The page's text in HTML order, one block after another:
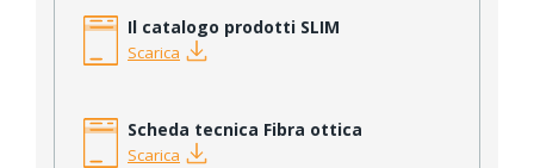
Il catalogo prodotti SLIM
Scarica
Scheda tecnica Fibra ottica
Scarica